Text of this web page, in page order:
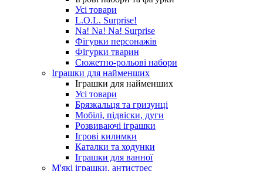
Усі товари
L.O.L. Surprise!
Na! Na! Na! Surprise
Фігурки персонажів
Фігурки тварин
Сюжетно-рольові набори
Іграшки для найменших
Іграшки для найменших
Усі товари
Брязкальця та гризунці
Мобілі, підвіски, дуги
Розвиваючі іграшки
Ігрові килимки
Каталки та ходунки
Іграшки для ванної
М'які іграшки, антистрес